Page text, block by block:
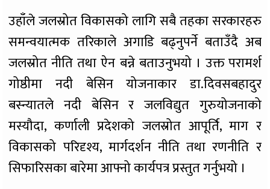
उहाँले जलस्रोत विकासको लागि सबै तहका सरकारहरु
समन्वयात्मक तरिकाले अगाडि बढ्नुपर्ने बताउँदै अब
जलस्रोत नीति तथा ऐन बन्ने बताउनुभयो । उक्त परामर्श
गोष्ठीमा नदी बेसिन योजनाकार डा.दिवसबहादुर
बस्न्यातले नदी बेसिन र जलविद्युत गुरुयोजनाको
मस्यौदा, कर्णाली प्रदेशको जलस्रोत आपूर्ति, माग र
विकासको परिदृश्य, मार्गदर्शन नीति तथा रणनीति र
सिफारिसका बारेमा आफ्नो कार्यपत्र प्रस्तुत गर्नुभयो ।